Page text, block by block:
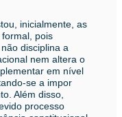
inicialmente, as
pois
disciplina a
nem altera o
em nível
se a impor
Além disso,
processo